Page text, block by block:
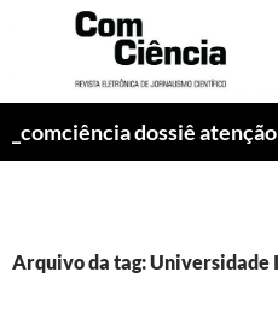
_comciência dossiê
Arquivo da tag: Universidade